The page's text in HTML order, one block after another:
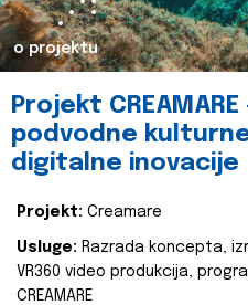
o projektu
Projekt
podvodne
digitalne inovacije
Projekt: Creamare
Usluge: Razrada koncepta,
VR360 video produkcija,
CREAMARE